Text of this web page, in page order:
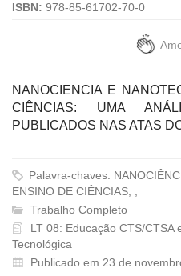
ISBN: 978-85-61702-70-0
NANOCIENCIA E
CIÊNCIAS: UMA
PUBLICADOS NAS ATAS
Palavra-chaves:
ENSINO DE CIÊNCIAS, ,
Trabalho Completo
LT 08: Educação CTS/CTSA
Tecnológica
Publicado em 23 de